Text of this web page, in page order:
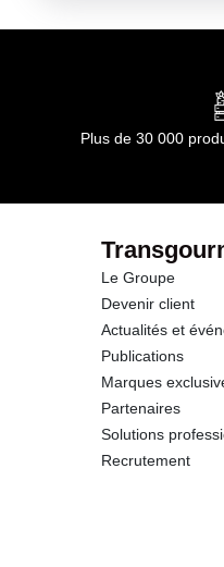
Plus de 30 000
Le Groupe
Devenir client
Actualités et
Publications
Marques
Partenaires
Solutions
Recrutement